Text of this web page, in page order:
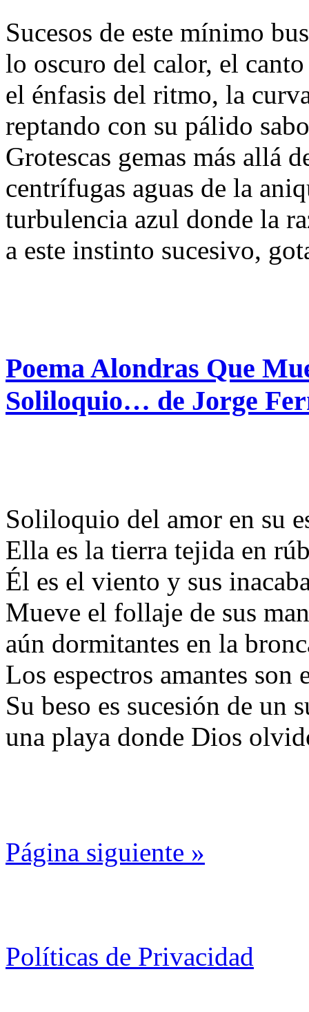
Sucesos de este mínimo
lo oscuro del calor, el
el énfasis del ritmo, la
reptando con su pálido
Grotescas gemas más allá
centrífugas aguas de la
turbulencia azul donde la
a este instinto sucesivo,
Poema Alondras Que
Soliloquio… de Jorge
Soliloquio del amor en su
Ella es la tierra tejida en
Él es el viento y sus
Mueve el follaje de sus
aún dormitantes en la
Los espectros amantes
Su beso es sucesión de un
una playa donde Dios
Página siguiente »
Políticas de Privacidad